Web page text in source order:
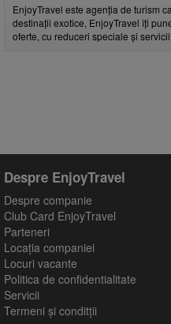
EnjoyTravel este agenția de turism
destinații exotice, EnjoyTravel îți
oferte, cu reduceri speciale și
Despre EnjoyTravel
Despre companie
Club Card EnjoyTravel
Parteneri
Locaţia companiei
Locuri vacante
Politica de confidentialitate
Servicii
Termeni și conditții